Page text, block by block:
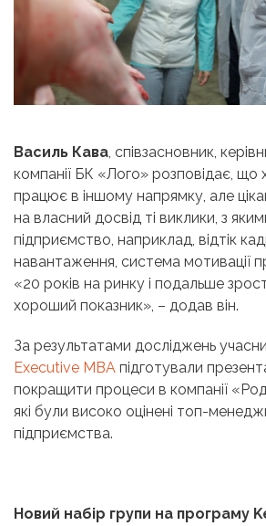
Василь Кава, співзасновник,
компанії БК «Лого» розповідає, що
працює в іншому напрямку, але
на власний досвід ті виклики, з
підприємство, наприклад, відтік
навантаження, система мотивації
«20 років на ринку і подальше
хороший показник», – додав він.
За результатами досліджень
Executive MBA підготували
покращити процеси в компанії
які були високо оцінені топ-
підприємства.
Новий набір групи на програму